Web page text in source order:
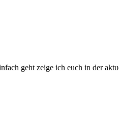
geht zeige ich euch in der